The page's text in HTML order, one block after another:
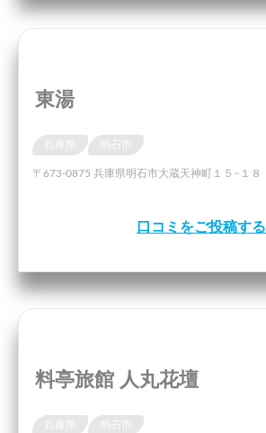
東湯
明石市
〒673-0875 兵庫県明石市大蔵天神町１５−１８
口コミをご投稿する
料亭旅館 人丸花壇
明石市